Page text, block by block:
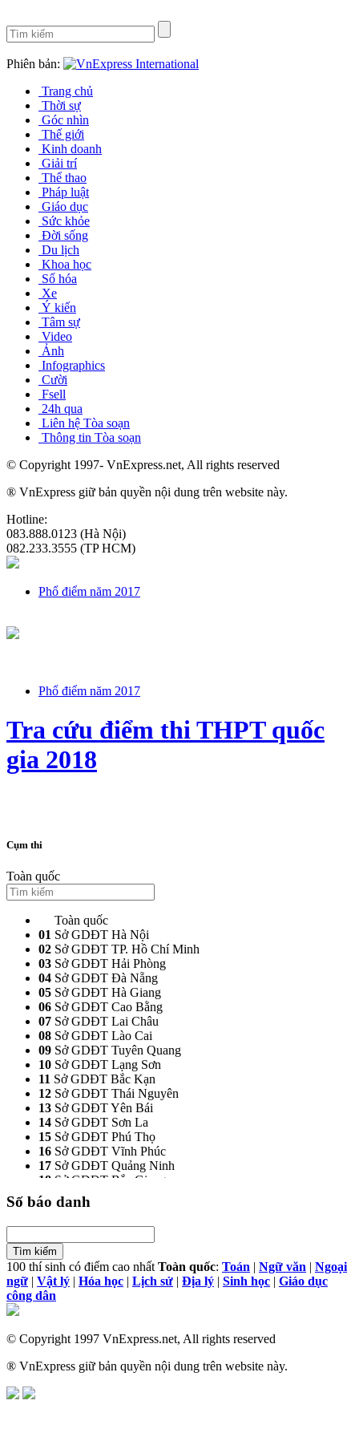
Phiên bản:
Trang chủ
Thời sự
Góc nhìn
Thế giới
Kinh doanh
Giải trí
Thể thao
Pháp luật
Giáo dục
Sức khỏe
Đời sống
Du lịch
Khoa học
Số hóa
Xe
Ý kiến
Tâm sự
Video
Ảnh
Infographics
Cười
Fsell
24h qua
Liên hệ Tòa soạn
Thông tin Tòa soạn
© Copyright 1997- VnExpress.net, All rights reserved
® VnExpress giữ bản quyền nội dung trên website này.
Hotline:
083.888.0123 (Hà Nội)
082.233.3555 (TP HCM)
Phổ điểm năm 2017
Phổ điểm năm 2017
Tra cứu điểm thi THPT quốc
gia 2018
Cụm thi
Toàn quốc
Toàn quốc
01 Sở GDĐT Hà Nội
02 Sở GDĐT TP. Hồ Chí Minh
03 Sở GDĐT Hải Phòng
04 Sở GDĐT Đà Nẵng
05 Sở GDĐT Hà Giang
06 Sở GDĐT Cao Bằng
07 Sở GDĐT Lai Châu
08 Sở GDĐT Lào Cai
09 Sở GDĐT Tuyên Quang
10 Sở GDĐT Lạng Sơn
11 Sở GDĐT Bắc Kạn
12 Sở GDĐT Thái Nguyên
13 Sở GDĐT Yên Bái
14 Sở GDĐT Sơn La
15 Sở GDĐT Phú Thọ
16 Sở GDĐT Vĩnh Phúc
17 Sở GDĐT Quảng Ninh
18 Sở GDĐT Bắc Giang
19
Sở GDĐT Bắc Ninh
21 Sở GDĐT Hải Dương
22Sở GDĐT Hưng Yên
24Sở GDĐT Hà Nam
25Sở GDĐT Nam Định
26Sở GDĐT Thái Bình
27Sở GDĐT Ninh Bình
30Sở GDĐT Hà Tĩnh
32Sở GDĐT Quảng Trị
Số báo danh
100 thí sinh có điểm cao nhất Toàn quốc: Toán | Ngữ văn | Ngoại
ngữ | Vật lý | Hóa học | Lịch sử | Địa lý | Sinh học | Giáo dục
công dân
© Copyright 1997 VnExpress.net, All rights reserved
® VnExpress giữ bản quyền nội dung trên website này.